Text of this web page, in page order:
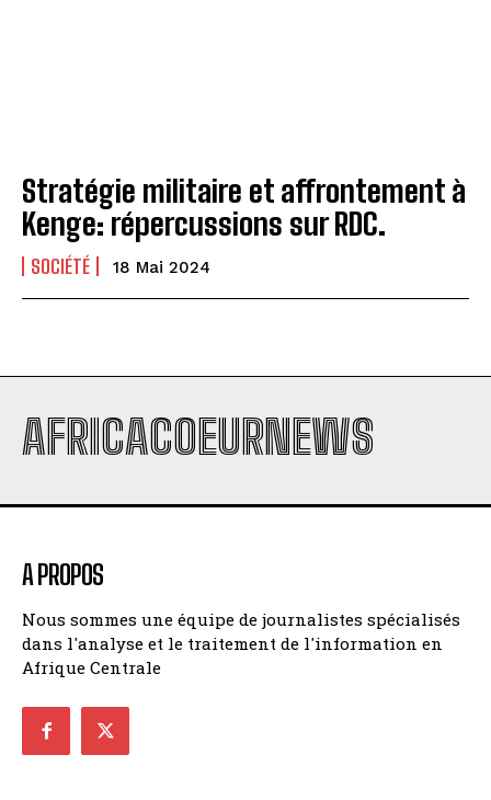
Stratégie militaire et affrontement à
Kenge: répercussions sur RDC.
SOCIÉTÉ 18 Mai 2024
AFRICACOEURNEWS
A PROPOS
Nous sommes une équipe de journalistes spécialisés
dans l'analyse et le traitement de l'information en
Afrique Centrale